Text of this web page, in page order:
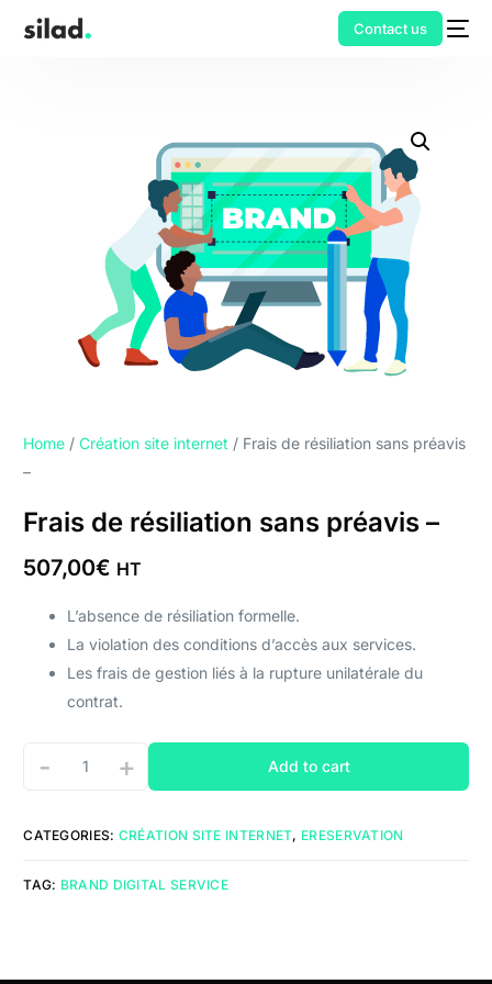
Contact us
Home /Création site internet / Frais de résiliation sans préavis
–
Frais de résiliation sans préavis –
507,00€ HT
L’absence de résiliation formelle.
La violation des conditions d’accès aux services.
Les frais de gestion liés à la rupture unilatérale du
contrat.
+
- Add to cart
CATEGORIES: CRÉATION SITE INTERNET, ERESERVATION
TAG: BRAND DIGITAL SERVICE